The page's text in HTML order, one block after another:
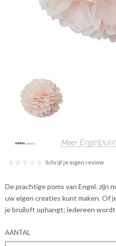
Meer Engelpunt
Schrijf je eigen review
De prachtige poms van Engel. zijn
uw eigen creaties kunt maken. Of
je bruiloft ophangt; iedereen wordt
AANTAL